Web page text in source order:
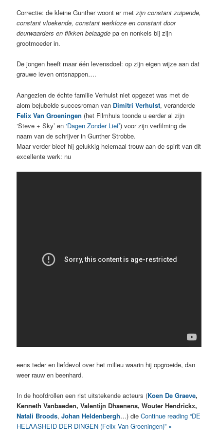
Correctie: de kleine Gunther woont er metzijn constant zuipende,
constant vloekende, constant werkloze en constant door
deurwaarders en flikken belaagde pa en nonkels bij zijn
grootmoeder in.
De jongen heeft maar één levensdoel: op zijn eigen wijze aan dat
grauwe leven ontsnappen….
Aangezien de échte familie Verhulst niet opgezet was met de
alom bejubelde succesroman van Dimitri Verhulst, veranderde
Felix Van Groeningen (het Filmhuis toonde u eerder al zijn
‘Steve + Sky’ en‘Dagen Zonder Lief’) voor zijn verfilming de
naam van de schrijver in Gunther Strobbe.
Maar verder bleef hij gelukkig helemaal trouw aan de spirit van dit
excellente werk: nu
eens teder en liefdevol over het milieu waarin hij opgroeide, dan
weer rauw en beenhard.
In de hoofdrollen een rist uitstekende acteurs (Koen De Graeve,
Kenneth Vanbaeden, Valentijn Dhaenens, Wouter Hendrickx,
Natali Broods,Johan Heldenbergh…) dieContinue reading “DE
HELAASHEID DER DINGEN (Felix Van Groeningen)” »